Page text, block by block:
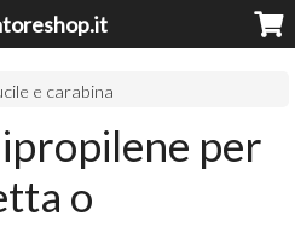
e carabina
per
o